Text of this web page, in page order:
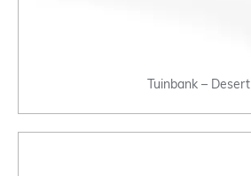
Tuinbank – Desert